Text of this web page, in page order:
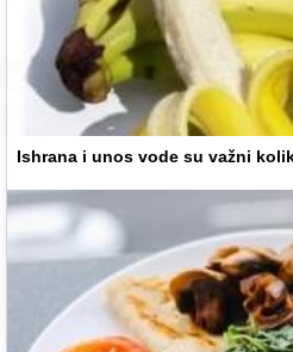
Ishrana i unos vode su važni